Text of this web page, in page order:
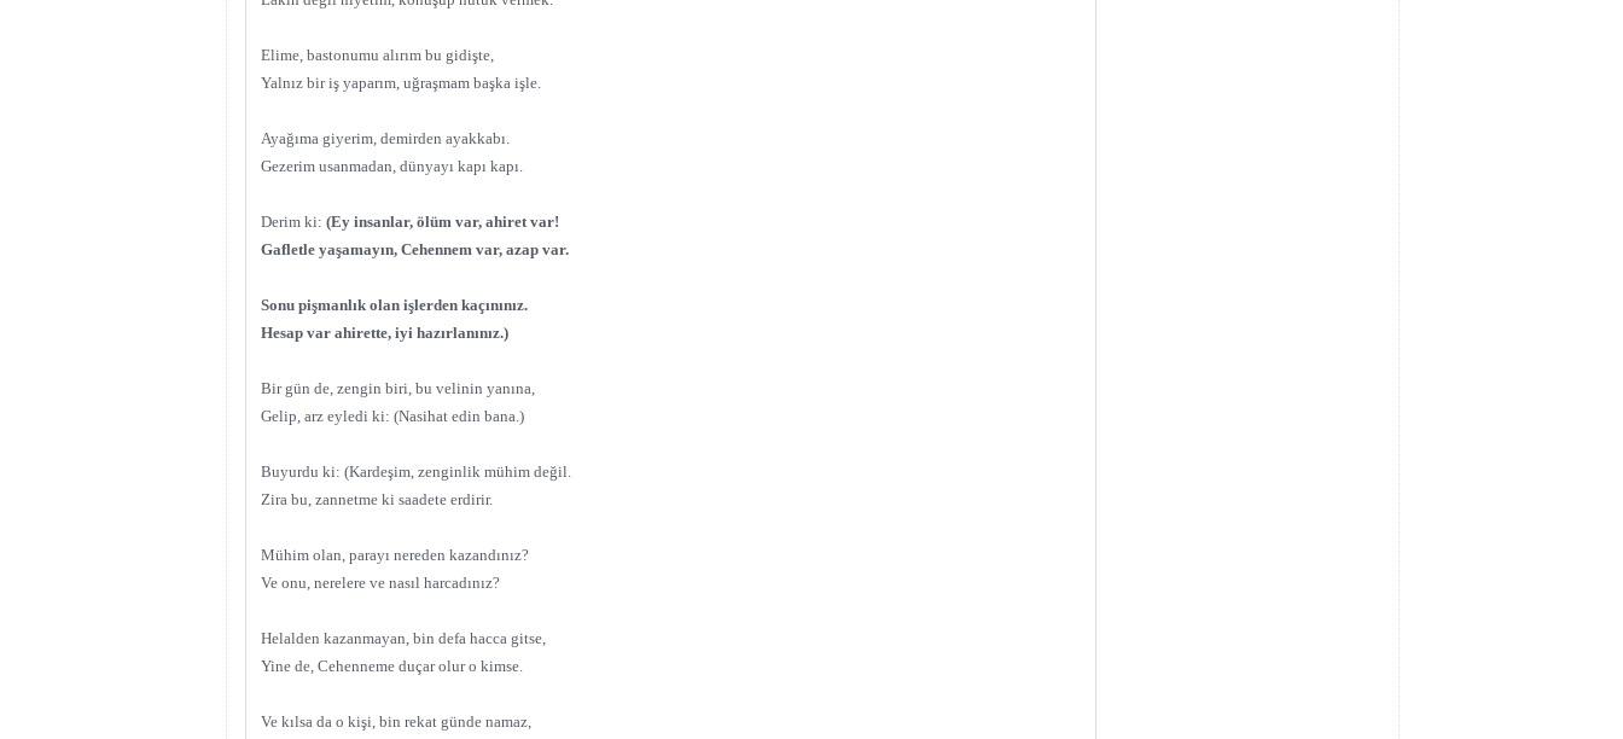
Elime, bastonumu alırım bu gidişte,
Yalnız bir iş yaparım, uğraşmam başka işle.
Ayağıma giyerim, demirden ayakkabı.
Gezerim usanmadan, dünyayı kapı kapı.
Derim ki: (Ey insanlar, ölüm var, ahiret var!
Gafletle yaşamayın, Cehennem var, azap var.
Sonu pişmanlık olan işlerden kaçınınız.
Hesap var ahirette, iyi hazırlanınız.)
Bir gün de, zengin biri, bu velinin yanına,
Gelip, arz eyledi ki: (Nasihat edin bana.)
Buyurdu ki: (Kardeşim, zenginlik mühim değil.
Zira bu, zannetme ki saadete erdirir.
Mühim olan, parayı nereden kazandınız?
Ve onu, nerelere ve nasıl harcadınız?
Helalden kazanmayan, bin defa hacca gitse,
Yine de, Cehenneme duçar olur o kimse.
Ve kılsa da o kişi, bin rekat günde namaz,